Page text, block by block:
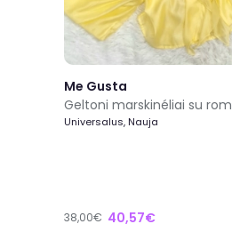
Me Gusta
Universalus, Nauja
38,00€ 40,57€